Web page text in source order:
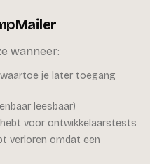
wanneer:
je later toegang
leesbaar)
voor ontwikkelaarstests
verloren omdat een